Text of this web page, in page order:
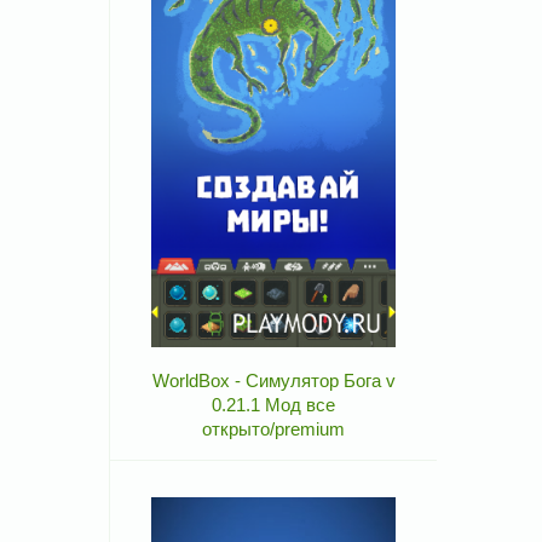
WorldBox - Симулятор Бога v
0.21.1 Мод все
открыто/premium